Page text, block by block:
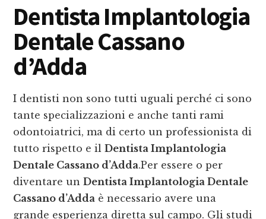
Dentista Implantologia
Dentale Cassano
d’Adda
I dentisti non sono tutti uguali perché ci sono
tante specializzazioni e anche tanti rami
odontoiatrici, ma di certo un professionista di
tutto rispetto e ilDentista Implantologia
Dentale Cassano d’Adda.Per essere o per
diventare unDentista Implantologia Dentale
Cassano d’Adda è necessario avere una
grande esperienza diretta sul campo. Gli studi